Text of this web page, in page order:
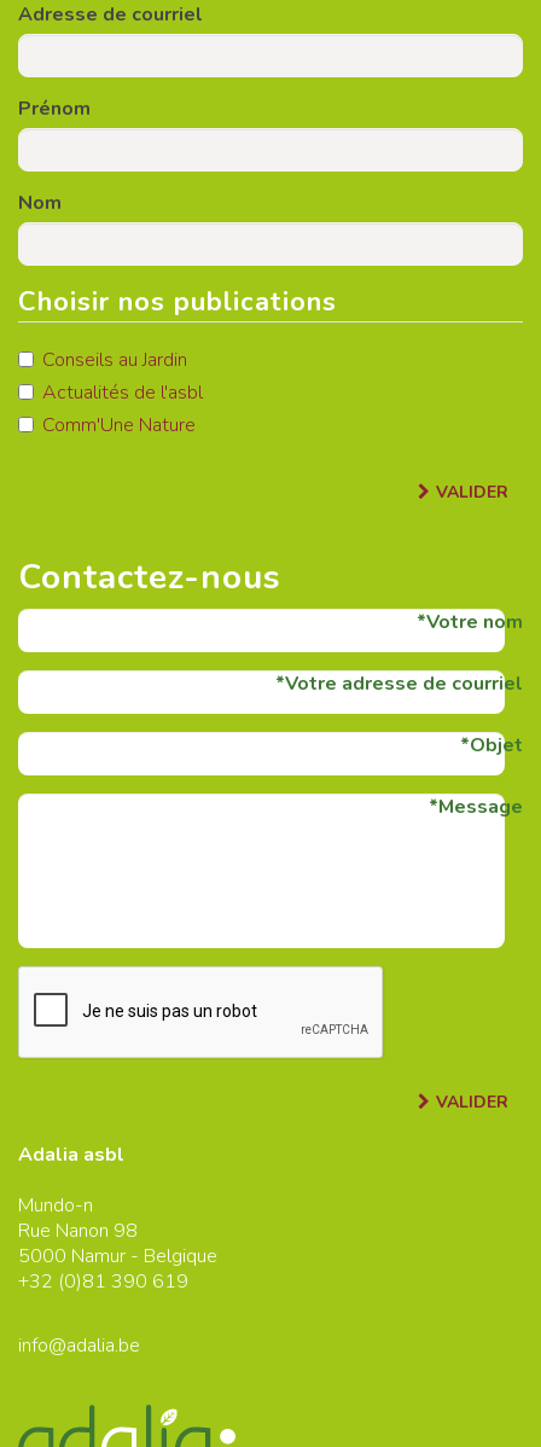
Adresse de courriel
Prénom
Nom
Choisir nos publications
Conseils au Jardin
Actualités de l'asbl
Comm'Une Nature
VALIDER
Contactez-nous
Votre nom
Votre adresse de courriel
Objet
Message
VALIDER
Adalia asbl
Mundo-n
Rue Nanon 98
5000 Namur - Belgique
+32 (0)81 390 619
info@adalia.be